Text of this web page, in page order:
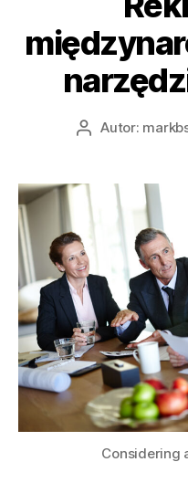
AutorAutor:
Considering